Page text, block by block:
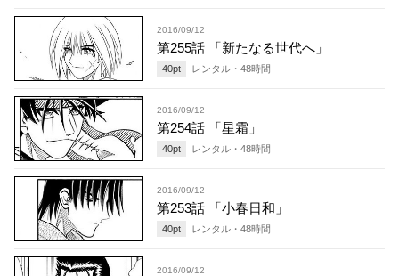
2016/09/12
第255話 「新たなる世代へ」
40pt レンタル・ 48時間
2016/09/12
第254話 「星霜」
40pt レンタル・ 48時間
2016/09/12
第253話 「小春日和」
40pt レンタル・ 48時間
2016/09/12